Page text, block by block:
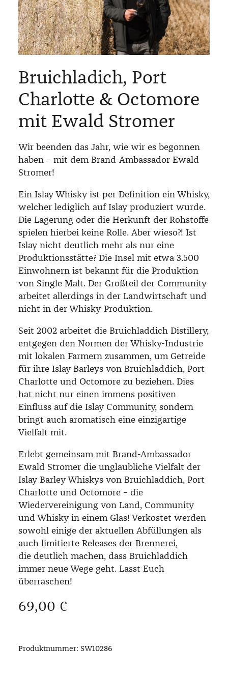
Bruichladich, Port
Charlotte & Octomore
mit Ewald Stromer
Wir beenden das Jahr, wie wir es begonnen
haben – mit dem Brand-Ambassador Ewald
Stromer!
Ein Islay Whisky ist per Definition ein Whisky,
welcher lediglich auf Islay produziert wurde.
Die Lagerung oder die Herkunft der Rohstoffe
spielen hierbei keine Rolle. Aber wieso?! Ist
Islay nicht deutlich mehr als nur eine
Produktionsstätte? Die Insel mit etwa 3.500
Einwohnern ist bekannt für die Produktion
von Single Malt. Der Großteil der Community
arbeitet allerdings in der Landwirtschaft und
nicht in der Whisky-Produktion.
Seit 2002 arbeitet die Bruichladdich Distillery,
entgegen den Normen der Whisky-Industrie
mit lokalen Farmern zusammen, um Getreide
für ihre Islay Barleys von Bruichladdich, Port
Charlotte und Octomore zu beziehen. Dies
hat nicht nur einen immens positiven
Einfluss auf die Islay Community, sondern
bringt auch aromatisch eine einzigartige
Vielfalt mit.
Erlebt gemeinsam mit Brand-Ambassador
Ewald Stromer die unglaubliche Vielfalt der
Islay Barley Whiskys von Bruichladdich, Port
Charlotte und Octomore – die
Wiedervereinigung von Land, Community
und Whisky in einem Glas! Verkostet werden
sowohl einige der aktuellen Abfüllungen als
auch limitierte Releases der Brennerei,
die deutlich machen, dass Bruichladdich
immer neue Wege geht. Lasst Euch
überraschen!
Regulärer Preis:
69,00 €
Produktnummer: SW10286